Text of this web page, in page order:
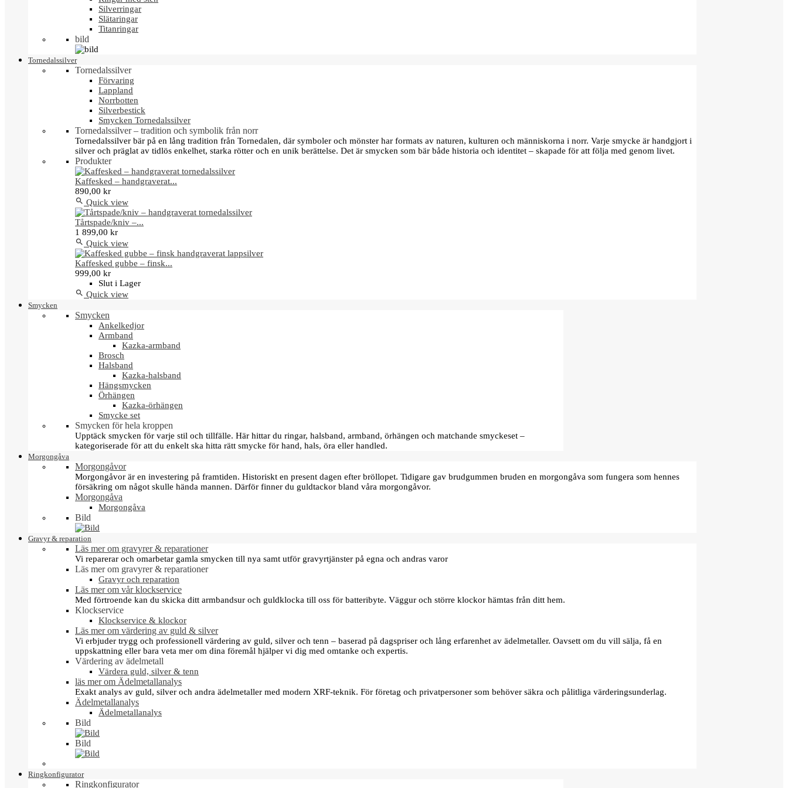
Silverringar
Slätaringar
Titanringar
bild
Tornedalssilver
Tornedalssilver
Förvaring
Lappland
Norrbotten
Silverbestick
Smycken Tornedalssilver
Tornedalssilver – tradition och symbolik från norr
Tornedalssilver bär på en lång tradition från Tornedalen, där symboler och mönster har formats av naturen, kulturen och människorna i norr. Varje smycke är handgjort i
silver och präglat av tidlös enkelhet, starka rötter och en unik berättelse. Det är smycken som bär både historia och identitet – skapade för att följa med genom livet.
Produkter
Kaffesked – handgraverat...
890,00 kr
 Quick view
Tårtspade/kniv –...
1 899,00 kr
 Quick view
Kaffesked gubbe – finsk...
999,00 kr
Slut i Lager
 Quick view
Smycken
Smycken
Ankelkedjor
Armband
Kazka-armband
Brosch
Halsband
Kazka-halsband
Hängsmycken
Örhängen
Kazka-örhängen
Smycke set
Smycken för hela kroppen
Upptäck smycken för varje stil och tillfälle. Här hittar du ringar, halsband, armband, örhängen och matchande smyckeset –
kategoriserade för att du enkelt ska hitta rätt smycke för hand, hals, öra eller handled.
Morgongåva
Morgongåvor
Morgongåvor är en investering på framtiden. Historiskt en present dagen efter bröllopet. Tidigare gav brudgummen bruden en morgongåva som fungera som hennes
försäkring om något skulle hända mannen. Därför finner du guldtackor bland våra morgongåvor.
Morgongåva
Morgongåva
Bild
Gravyr & reparation
Läs mer om gravyrer & reparationer
Vi reparerar och omarbetar gamla smycken till nya samt utför gravyrtjänster på egna och andras varor
Läs mer om gravyrer & reparationer
Gravyr och reparation
Läs mer om vår klockservice
Med förtroende kan du skicka ditt armbandsur och guldklocka till oss för batteribyte. Väggur och större klockor hämtas från ditt hem.
Klockservice
Klockservice & klockor
Läs mer om värdering av guld & silver
Vi erbjuder trygg och professionell värdering av guld, silver och tenn – baserad på dagspriser och lång erfarenhet av ädelmetaller. Oavsett om du vill sälja, få en
uppskattning eller bara veta mer om dina föremål hjälper vi dig med omtanke och expertis.
Värdering av ädelmetall
Värdera guld, silver & tenn
läs mer om Ädelmetallanalys
Exakt analys av guld, silver och andra ädelmetaller med modern XRF‑teknik. För företag och privatpersoner som behöver säkra och pålitliga värderingsunderlag.
Ädelmetallanalys
Ädelmetallanalys
Bild
Bild
Ringkonfigurator
Ringkonfigurator